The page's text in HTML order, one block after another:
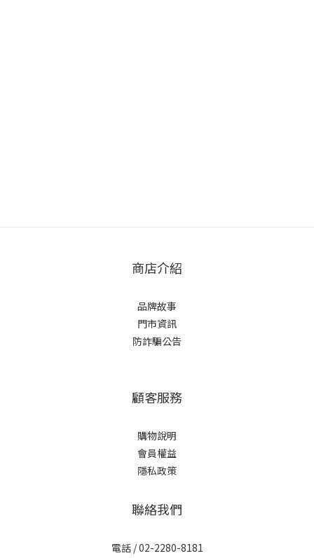
商店介紹
品牌故事
門市資訊
防詐騙公告
顧客服務
購物說明
會員權益
隱私政策
聯絡我們
電話 / 02-2280-8181